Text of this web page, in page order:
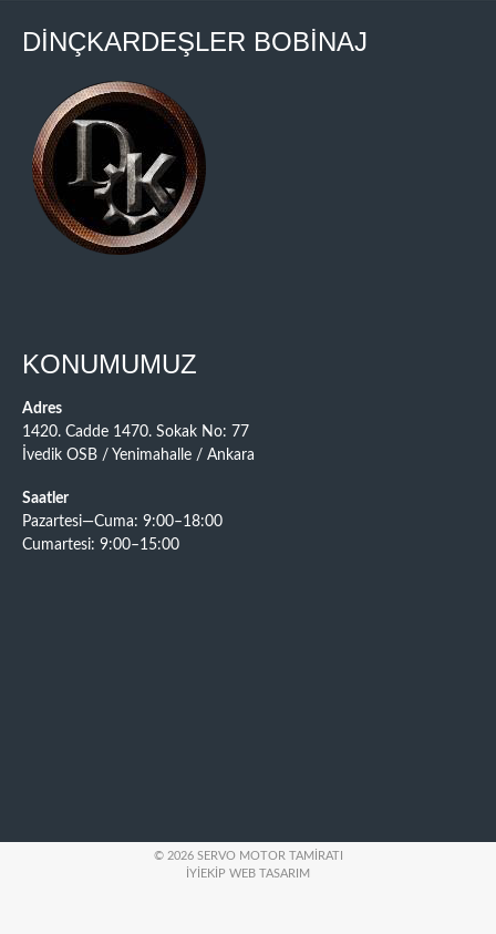
DİNÇKARDEŞLER BOBİNAJ
KONUMUMUZ
Adres
1420. Cadde 1470. Sokak No: 77
İvedik OSB / Yenimahalle / Ankara
Saatler
Pazartesi—Cuma: 9:00–18:00
Cumartesi: 9:00–15:00
© 2026 SERVO MOTOR TAMIRATI
İYIEKIP WEB TASARIM